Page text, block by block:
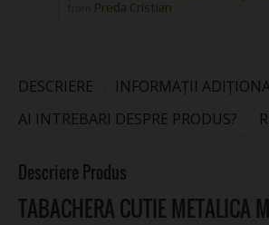
Preda Cristian
DESCRIERE
INFORMAȚII
AI INTREBARI DESPRE PRODUS?
Descriere Produs
TABACHERA CUTIE METALICA